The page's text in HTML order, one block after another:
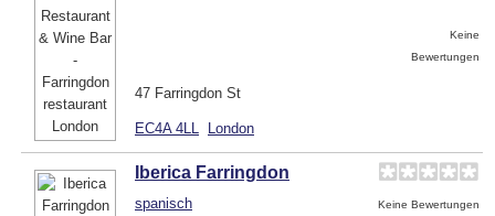
Keine
Bewertungen
47 Farringdon St
EC4A 4LL London
Iberica Farringdon
spanisch Keine Bewertungen